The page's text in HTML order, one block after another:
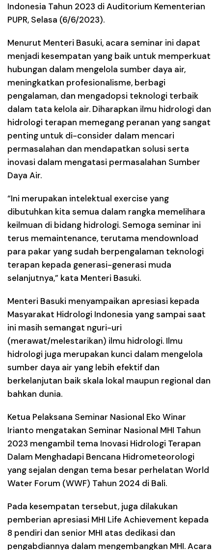
Indonesia Tahun 2023 di Auditorium Kementerian
PUPR, Selasa (6/6/2023).
Menurut Menteri Basuki, acara seminar ini dapat
menjadi kesempatan yang baik untuk memperkuat
hubungan dalam mengelola sumber daya air,
meningkatkan profesionalisme, berbagi
pengalaman, dan mengadopsi teknologi terbaik
dalam tata kelola air. Diharapkan ilmu hidrologi dan
hidrologi terapan memegang peranan yang sangat
penting untuk di-consider dalam mencari
permasalahan dan mendapatkan solusi serta
inovasi dalam mengatasi permasalahan Sumber
Daya Air.
“Ini merupakan intelektual exercise yang
dibutuhkan kita semua dalam rangka memelihara
keilmuan di bidang hidrologi. Semoga seminar ini
terus memaintenance, terutama mendownload
para pakar yang sudah berpengalaman teknologi
terapan kepada generasi-generasi muda
selanjutnya,” kata Menteri Basuki.
Menteri Basuki menyampaikan apresiasi kepada
Masyarakat Hidrologi Indonesia yang sampai saat
ini masih semangat nguri-uri
(merawat/melestarikan) ilmu hidrologi. Ilmu
hidrologi juga merupakan kunci dalam mengelola
sumber daya air yang lebih efektif dan
berkelanjutan baik skala lokal maupun regional dan
bahkan dunia.
Ketua Pelaksana Seminar Nasional Eko Winar
Irianto mengatakan Seminar Nasional MHI Tahun
2023 mengambil tema Inovasi Hidrologi Terapan
Dalam Menghadapi Bencana Hidrometeorologi
yang sejalan dengan tema besar perhelatan World
Water Forum (WWF) Tahun 2024 di Bali.
Pada kesempatan tersebut, juga dilakukan
pemberian apresiasi MHI Life Achievement kepada
8 pendiri dan senior MHI atas dedikasi dan
pengabdiannya dalam mengembangkan MHI. Acara